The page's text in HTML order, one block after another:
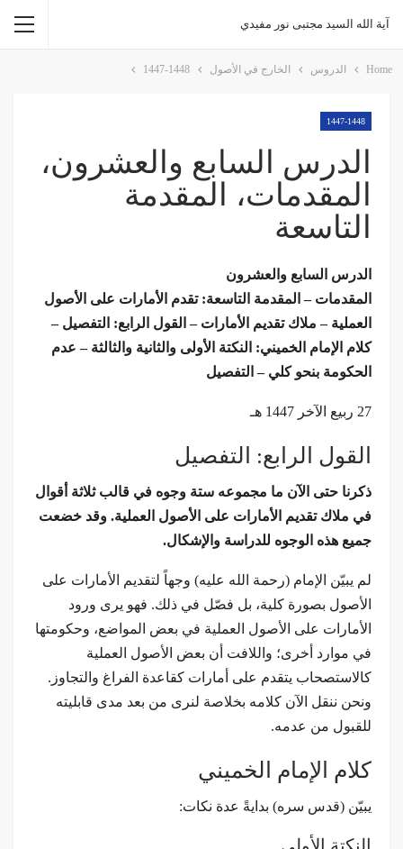
آية الله السيد مجتبى نور مفيدي
Home الدروس الخارج في الأصول 1447-1448
1447-1448
الدرس السابع والعشرون،
المقدمات، المقدمة
التاسعة
الدرس السابع والعشرون
المقدمات – المقدمة التاسعة: تقدم الأمارات على الأصول
العملية – ملاك تقديم الأمارات – القول الرابع: التفصيل –
كلام الإمام الخميني: النكتة الأولى والثانية والثالثة – عدم
الحكومة بنحو كلي – التفصيل
27 ربيع الآخر 1447 هـ
القول الرابع: التفصيل
ذكرنا حتى الآن ما مجموعه ستة وجوه في قالب ثلاثة أقوال
في ملاك تقديم الأمارات على الأصول العملية. وقد خضعت
جميع هذه الوجوه للدراسة والإشكال.
لم يبيّن الإمام (رحمة الله عليه) وجهاً لتقديم الأمارات على
الأصول بصورة كلية، بل فصّل في ذلك. فهو يرى ورود
الأمارات على الأصول العملية في بعض المواضع، وحكومتها
في موارد أخرى؛ واللافت أن بعض الأصول العملية
كالاستصحاب يتقدم على أمارات كقاعدة الفراغ والتجاوز.
ونحن ننقل الآن كلامه بخلاصة لنرى من بعد مدى قابليته
للقبول من عدمه.
كلام الإمام الخميني
يبيّن (قدس سره) بدايةً عدة نكات: